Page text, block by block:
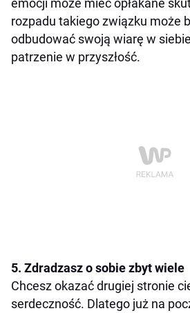
emocji może mieć opłakane
rozpadu takiego związku może
odbudować swoją wiarę w
patrzenie w przyszłość.
5. Zdradzasz o sobie zbyt wiele
Chcesz okazać drugiej stronie
serdeczność. Dlatego już na